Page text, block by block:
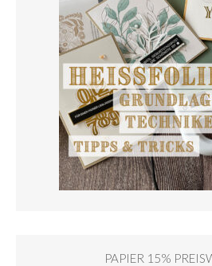
PAPIER 15%